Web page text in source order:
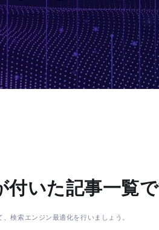
いた記事一覧で
検索エンジン最適化を行いましょう。